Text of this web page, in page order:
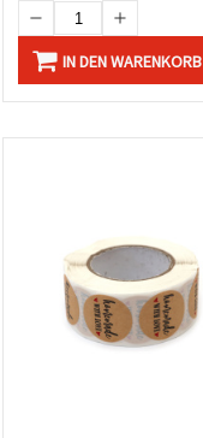
IN DEN WARENKORB